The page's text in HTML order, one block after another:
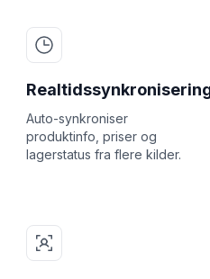
Auto-synkroniser
produktinfo, priser og
lagerstatus fra flere kilder.